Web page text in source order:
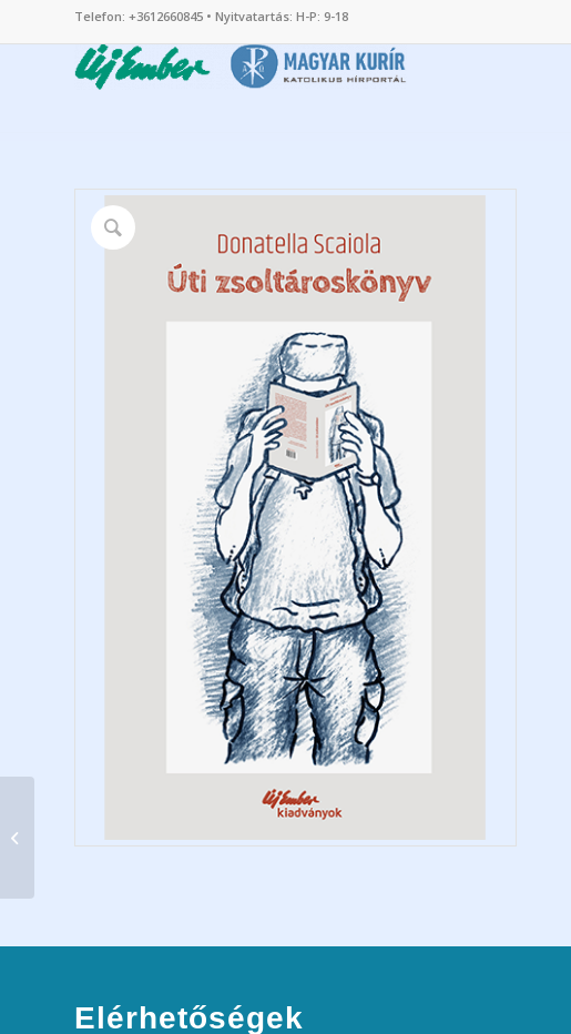
Telefon: +3612660845 • Nyitvatartás: H-P: 9-18
Elérhetőségek
hírmondónak